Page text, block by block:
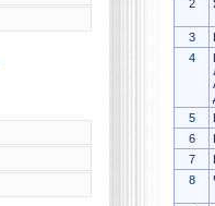
2
3
4
5
6
7
8